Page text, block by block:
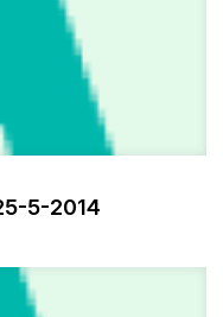
5-2014